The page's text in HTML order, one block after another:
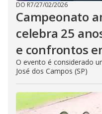
DO R7/27/02/2026
Campeonato
celebra 25
e confrontos
O evento é considerado
José dos Campos (SP)